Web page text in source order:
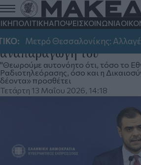
ΠΟΛΙΤΙΚΗΑΠΟΨΕΙΣΚΟΙΝΩΝΙΑ
Μετρό Θεσσαλονίκης: Αλλαγές
Π. Μαρινάκης:
αποσυρθεί άμεσα το
17χρονα κορίτσια και να
αναπαραγωγή του
"Θεωρούμε αυτονόητο ότι, τόσο το
Ραδιοτηλεόρασης, όσο και η
δέοντα» προσθέτει
Τετάρτη 13 Μαΐου 2026, 14:18